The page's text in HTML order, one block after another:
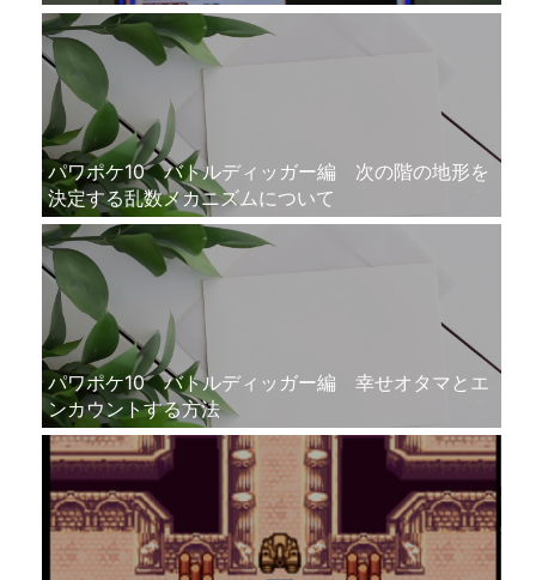
パワポケ10 バトルディッガー編 次の階の地形を
決定する乱数メカニズムについて
パワポケ10 バトルディッガー編 幸せオタマとエ
ンカウントする方法